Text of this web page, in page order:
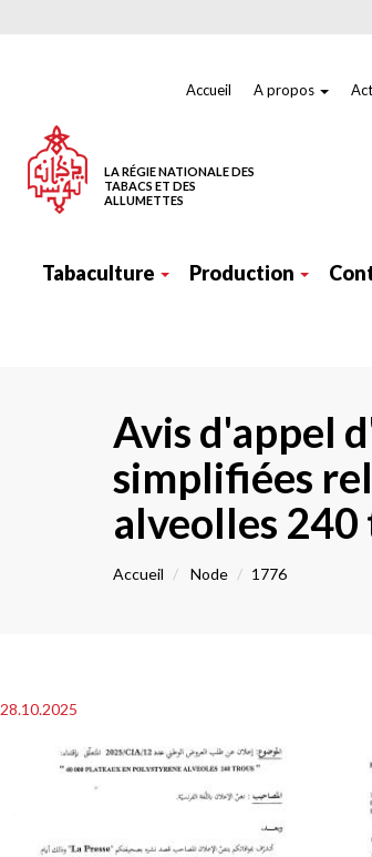
Accueil A propos
LA RÉGIE NATIONALE DES
TABACS ET DES
ALLUMETTES
principale
Tabaculture Production
Avis d'appel
simplifiées
alveolles 240
Accueil Node 1776
28.10.2025